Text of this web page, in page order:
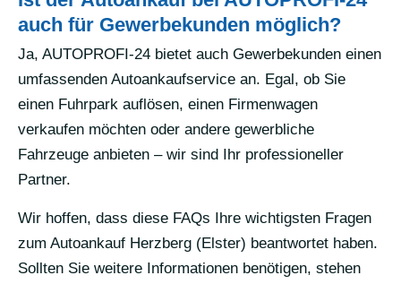
auch für Gewerbekunden möglich?
Ja, AUTOPROFI-24 bietet auch Gewerbekunden einen
umfassenden Autoankaufservice an. Egal, ob Sie
einen Fuhrpark auflösen, einen Firmenwagen
verkaufen möchten oder andere gewerbliche
Fahrzeuge anbieten – wir sind Ihr professioneller
Partner.
Wir hoffen, dass diese FAQs Ihre wichtigsten Fragen
zum Autoankauf Herzberg (Elster) beantwortet haben.
Sollten Sie weitere Informationen benötigen, stehen